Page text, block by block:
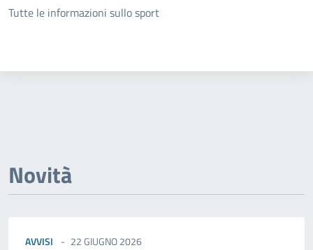
Dettagli della notizia
Tutte le informazioni sullo sport
Novità
AVVISI 22 GIUGNO 2026